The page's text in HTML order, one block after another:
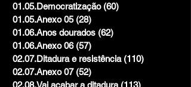
01.05.Democratização (60)
01.05.Anexo 05 (28)
01.06.Anos dourados (62)
01.06.Anexo 06 (57)
02.07.Ditadura e resistência (110)
02.07.Anexo 07 (52)
02.08.Vai acabar a ditadura (113)